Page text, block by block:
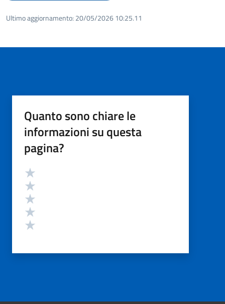
Ultimo aggiornamento: 20/05/2026 10:25.11
Quanto sono chiare le
informazioni su questa
pagina?
Valutazione